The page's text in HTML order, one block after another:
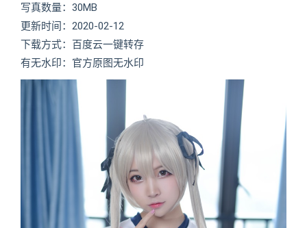
写真数量：30MB
更新时间：2020-02-12
下载方式：百度云一键转存
有无水印：官方原图无水印